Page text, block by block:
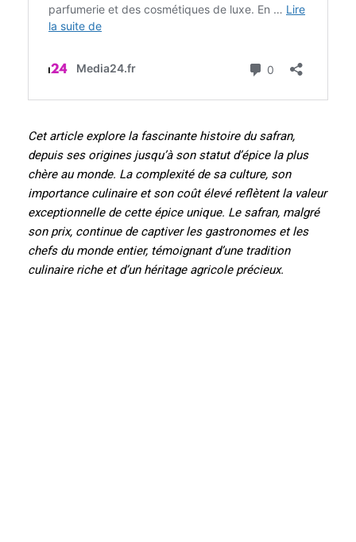
Cet article explore la fascinante histoire du safran,
depuis ses origines jusqu’à son statut d’épice la plus
chère au monde. La complexité de sa culture, son
importance culinaire et son coût élevé reflètent la valeur
exceptionnelle de cette épice unique. Le safran, malgré
son prix, continue de captiver les gastronomes et les
chefs du monde entier, témoignant d’une tradition
culinaire riche et d’un héritage agricole précieux.